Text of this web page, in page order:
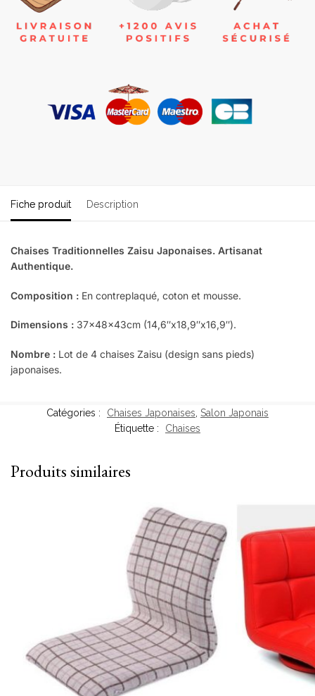
Fiche produit Description
Chaises Traditionnelles Zaisu Japonaises. Artisanat
Authentique.
Composition : En contreplaqué, coton et mousse.
Dimensions : 37x48x43cm (14,6″x18,9″x16,9″).
Nombre : Lot de 4 chaises Zaisu (design sans pieds)
japonaises.
Catégories : Chaises Japonaises Salon Japonais
Étiquette :
Chaises
Produits similaires